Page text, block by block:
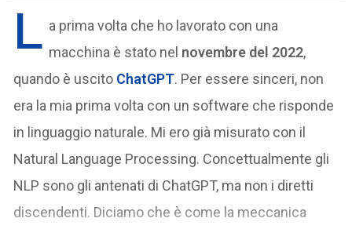
L a prima volta che ho lavorato con una
macchina è stato nel novembre del 2022,
quando è uscito ChatGPT. Per essere sinceri, non
era la mia prima volta con un software che risponde
in linguaggio naturale. Mi ero già misurato con il
Natural Language Processing. Concettualmente gli
NLP sono gli antenati di ChatGPT, ma non i diretti
discendenti. Diciamo che è come la meccanica